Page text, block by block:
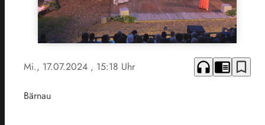
Mi., 17.07.2024 , 15:18 Uhr headphones chrome_reader_mode bookmark_border
Bärnau